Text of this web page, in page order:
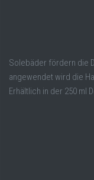
Solebäder fördern die
angewendet wird die
Erhältlich in der 250 ml